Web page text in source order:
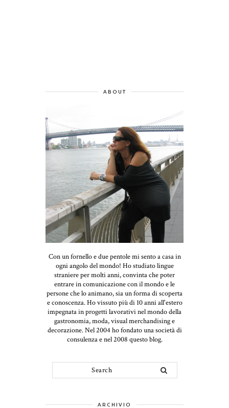
ABOUT
Con un fornello e due pentole mi sento a casa in
ogni angolo del mondo! Ho studiato lingue
straniere per molti anni, convinta che poter
entrare in comunicazione con il mondo e le
persone che lo animano, sia un forma di scoperta
e conoscenza. Ho vissuto più di 10 anni all'estero
impegnata in progetti lavorativi nel mondo della
gastronomia, moda, visual merchandising e
decorazione. Nel 2004 ho fondato una società di
consulenza e nel 2008 questo blog.
ARCHIVIO